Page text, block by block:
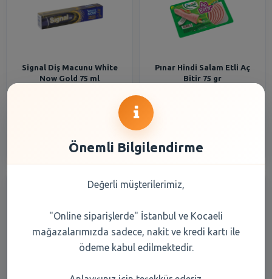
Signal Diş Macunu White
Now Gold 75 ml
Pınar Hindi Salam Etli Aç
Bitir 75 gr
Önemli Bilgilendirme
Değerli müşterilerimiz,
"Online siparişlerde" İstanbul ve Kocaeli
mağazalarımızda sadece, nakit ve kredi kartı ile
ödeme kabul edilmektedir.